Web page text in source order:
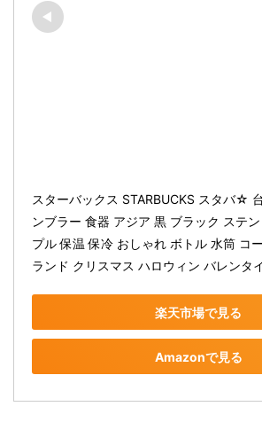
スターバックス STARBUCKS スタバ☆
ンブラー 食器 アジア 黒 ブラック ステ
プル 保温 保冷 おしゃれ ボトル 水筒 コ
ランド クリスマス ハロウィン バレンタ
楽天市場で見る
Amazonで見る